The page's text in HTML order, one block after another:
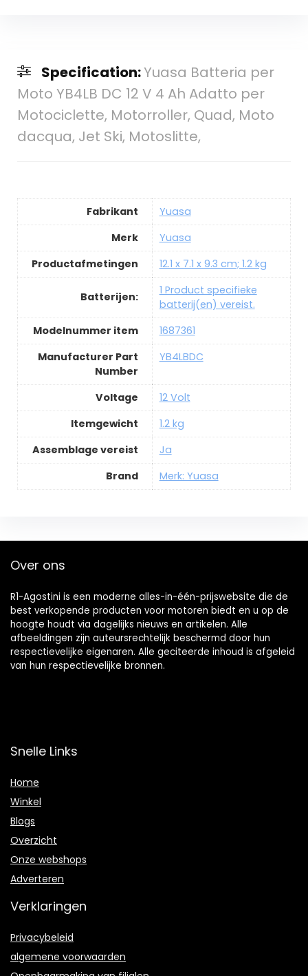
Specification:Yuasa Batteria per
Moto YB4LB DC 12 V 4 Ah Adatto per
Motociclette, Motorroller, Quad, Moto
dacqua, Jet Ski, Motoslitte,
Fabrikant
Yuasa
Merk
Yuasa
Productafmetingen
12.1 x 7.1 x 9.3 cm; 1.2 kg
Batterijen:
1 Product specifieke
batterij(en) vereist.
Modelnummer item
1687361
Manufacturer Part
Number
YB4LBDC
Voltage
12 Volt
Itemgewicht
1.2 kg
Assemblage vereist
Ja
Brand
Merk: Yuasa
Over ons
R1-Agostini is een moderne alles-in-één-prijswebsite die de
best verkopende producten voor motoren biedt en u op de
hoogte houdt via dagelijks nieuws en artikelen. Alle
afbeeldingen zijn auteursrechtelijk beschermd door hun
respectievelijke eigenaren. Alle geciteerde inhoud is afgeleid
van hun respectievelijke bronnen.
Snelle Links
Home
Winkel
Blogs
Overzicht
Onze webshops
Adverteren
Verklaringen
Privacybeleid
algemene voorwaarden